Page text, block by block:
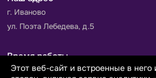
г. Иваново
ул. Поэта Лебедева, д.5
Время работы
Пн-Пт с 9.00 до 18.00
Этот веб-сайт и встроенные в него